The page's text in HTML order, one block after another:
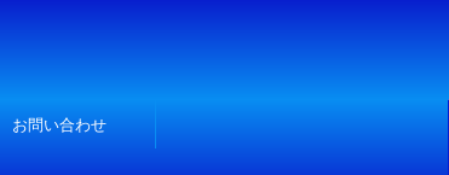
お問い合わせ